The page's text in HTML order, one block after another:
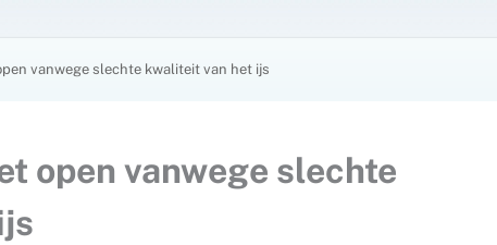
vanwege slechte kwaliteit van het ijs
open vanwege slechte